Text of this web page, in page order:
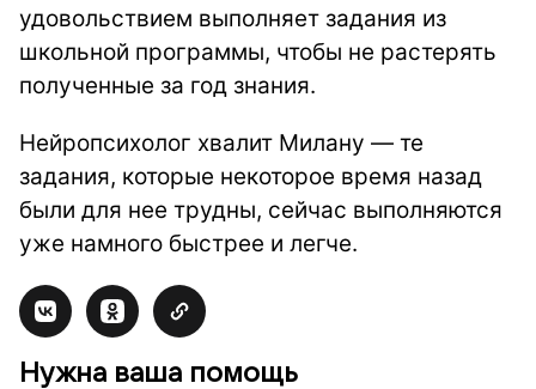
удовольствием выполняет задания из
школьной программы, чтобы не растерять
полученные за год знания.
Нейропсихолог хвалит Милану — те
задания, которые некоторое время назад
были для нее трудны, сейчас выполняются
уже намного быстрее и легче.
Нужна ваша помощь